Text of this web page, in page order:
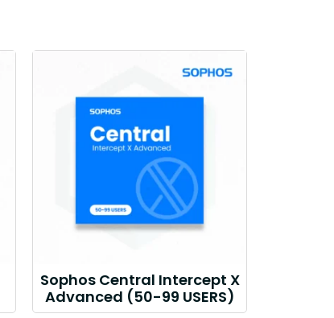
Sophos Central Intercept X
Advanced (50-99 USERS)